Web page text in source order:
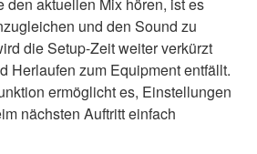
und den Sound zu
die Setup-Zeit weiter verkürzt
Herlaufen zum Equipment entfällt.
ermöglicht es, Einstellungen
nächsten Auftritt einfach